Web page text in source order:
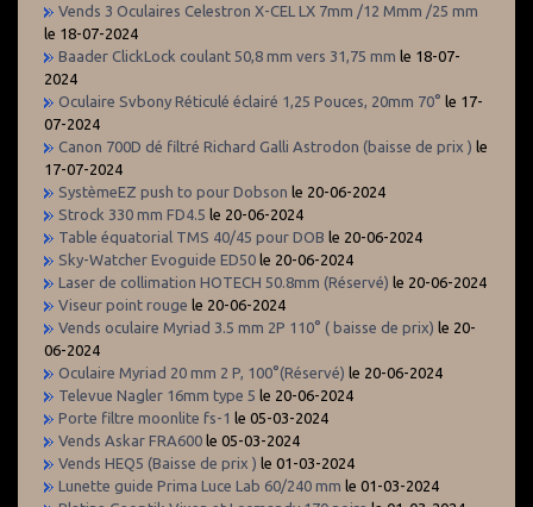
Vends 3 Oculaires Celestron X-CEL LX 7mm /12 Mmm /25 mm
le 18-07-2024
Baader ClickLock coulant 50,8 mm vers 31,75 mm le 18-07-
2024
Oculaire Svbony Réticulé éclairé 1,25 Pouces, 20mm 70° le 17-
07-2024
Canon 700D dé filtré Richard Galli Astrodon (baisse de prix ) le
17-07-2024
SystèmeEZ push to pour Dobson le 20-06-2024
Strock 330 mm FD4.5 le 20-06-2024
Table équatorial TMS 40/45 pour DOB le 20-06-2024
Sky-Watcher Evoguide ED50 le 20-06-2024
Laser de collimation HOTECH 50.8mm (Réservé) le 20-06-2024
Viseur point rouge le 20-06-2024
Vends oculaire Myriad 3.5 mm 2P 110° ( baisse de prix) le 20-
06-2024
Oculaire Myriad 20 mm 2 P, 100°(Réservé) le 20-06-2024
Televue Nagler 16mm type 5 le 20-06-2024
Porte filtre moonlite fs-1 le 05-03-2024
Vends Askar FRA600 le 05-03-2024
Vends HEQ5 (Baisse de prix ) le 01-03-2024
Lunette guide Prima Luce Lab 60/240 mm le 01-03-2024